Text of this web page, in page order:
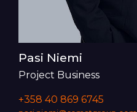
Pasi Niemi
Project Business
+358 40 869 6745